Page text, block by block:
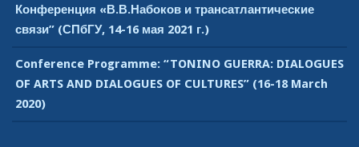
Конференция «В.В.Набоков и трансатлантические
связи” (СПбГУ, 14-16 мая 2021 г.)
Conference Programme: “TONINO GUERRA: DIALOGUES
OF ARTS AND DIALOGUES OF CULTURES” (16-18 March
2020)